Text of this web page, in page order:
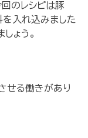
のレシピは豚
を入れ込みました
ょう。
せる働きがあり